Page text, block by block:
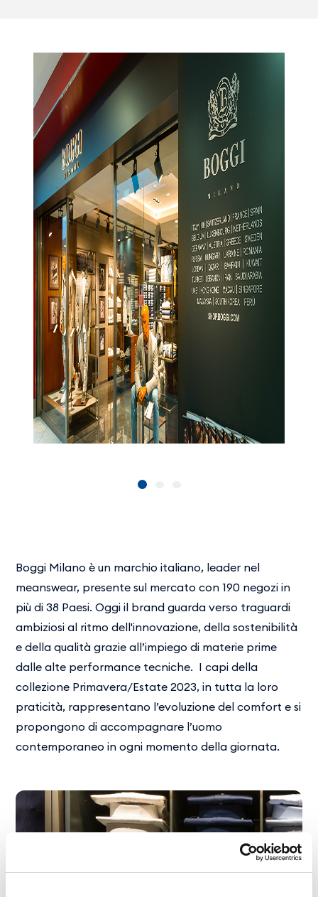
Boggi Milano è un marchio italiano, leader nel
meanswear, presente sul mercato con 190 negozi in
più di 38 Paesi. Oggi il brand guarda verso traguardi
ambiziosi al ritmo dell'innovazione, della sostenibilità
e della qualità grazie all’impiego di materie prime
dalle alte performance tecniche. I capi della
collezione Primavera/Estate 2023, in tutta la loro
praticità, rappresentano l’evoluzione del comfort e si
propongono di accompagnare l’uomo
contemporaneo in ogni momento della giornata.